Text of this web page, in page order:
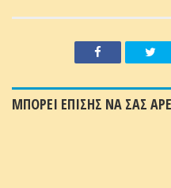
ΜΠΟΡΕΙ ΕΠΙΣΗΣ ΝΑ ΣΑΣ